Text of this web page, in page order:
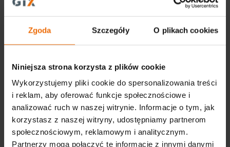
Zgoda Szczegóły O plikach cookies
Niniejsza strona korzysta z plików cookie
Wykorzystujemy pliki cookie do spersonalizowania treści
i reklam, aby oferować funkcje społecznościowe i
analizować ruch w naszej witrynie. Informacje o tym, jak
korzystasz z naszej witryny, udostępniamy partnerom
społecznościowym, reklamowym i analitycznym.
Partnerzy mogą połączyć te informacje z innymi danymi